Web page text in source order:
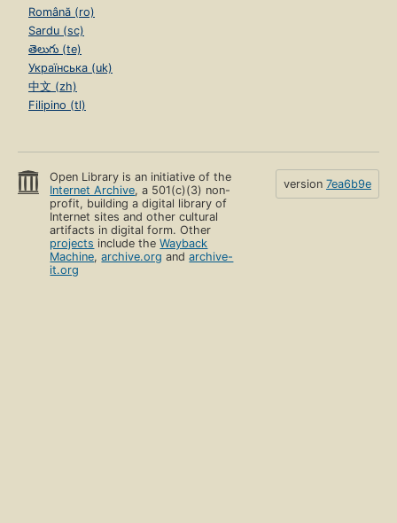
Română (ro)
Sardu (sc)
తెలుగు (te)
Українська (uk)
中文 (zh)
Filipino (tl)
Open Library is an initiative of the
Internet Archive, a 501(c)(3) non-
profit, building a digital library of
Internet sites and other cultural
artifacts in digital form. Other
projects include theWayback
Machine,archive.org andarchive-
it.org
version 7ea6b9e